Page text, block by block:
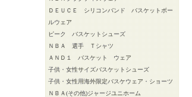
ＤＥＵＣＥ シリコンバンド バスケットボー
ルウェア
ピーク バスケットシューズ
ＮＢＡ 選手 Ｔシャツ
ＡＮＤ１ バスケット ウェア
子供・女性サイズバスケットシューズ
子供・女性用海外限定バスケウェア・ショーツ
ＮＢＡ(その他)ジャージユニホーム